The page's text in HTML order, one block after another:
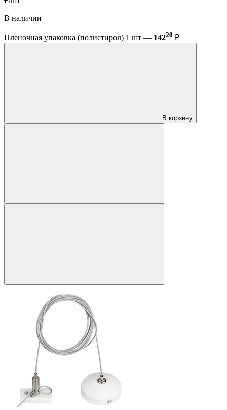
В наличии
Пленочная упаковка (полистирол) 1 шт — 14220 ₽
В корзину